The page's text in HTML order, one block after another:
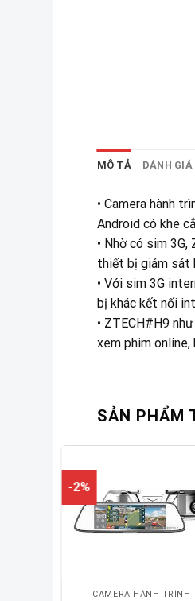
MÔ TẢ ĐÁNH GIÁ
• Camera hành
Android có khe
• Nhờ có sim
thiết bị giám sát
• Với sim 3G
bị khác kết nối
• ZTECH#H9
xem phim
SẢN PHẨM
-2%
CAMERA HÀNH TRÌNH